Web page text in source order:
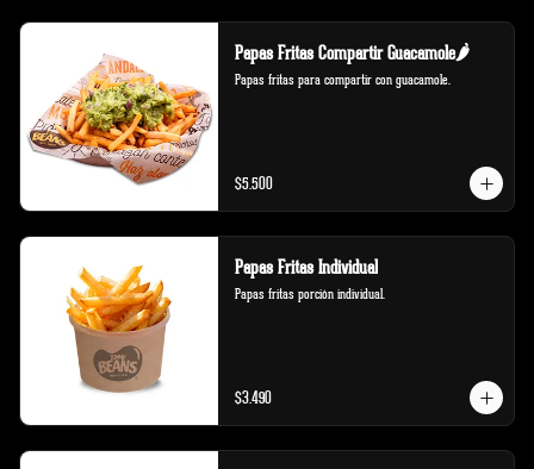
Papas Fritas Compartir Guacamole🌶️
Papas fritas para compartir con guacamole.
$5.500
Papas Fritas Individual
Papas fritas porción individual.
$3.490